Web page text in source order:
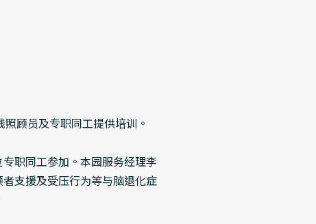
顾员及专职同工提供培训。
职同工参加。本园服务经理李
支援及受压行为等与脑退化症